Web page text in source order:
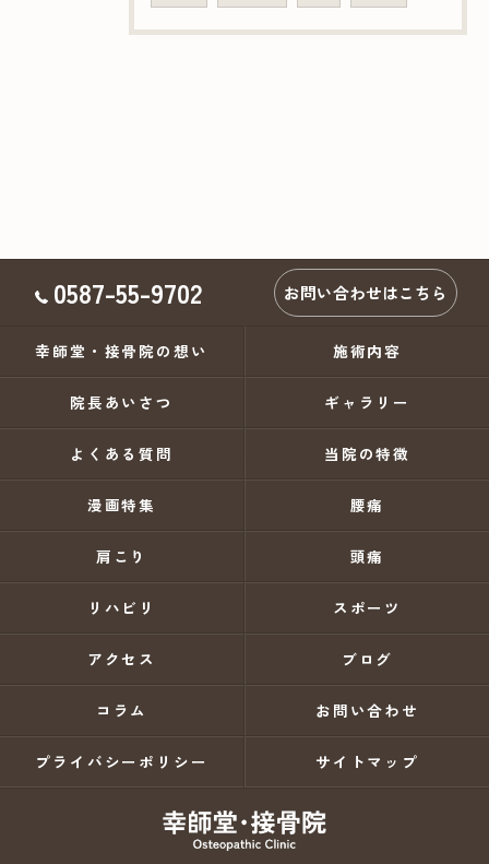
0587-55-9702 お問い合わせはこちら
幸師堂・接骨院の想い 施術内容
院長あいさつ ギャラリー
よくある質問 当院の特徴
漫画特集 腰痛
肩こり 頭痛
リハビリ スポーツ
アクセス ブログ
コラム お問い合わせ
プライバシーポリシー サイトマップ